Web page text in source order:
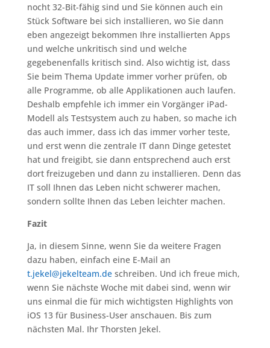
nocht 32-Bit-fähig sind und Sie können auch ein
Stück Software bei sich installieren, wo Sie dann
eben angezeigt bekommen Ihre installierten Apps
und welche unkritisch sind und welche
gegebenenfalls kritisch sind. Also wichtig ist, dass
Sie beim Thema Update immer vorher prüfen, ob
alle Programme, ob alle Applikationen auch laufen.
Deshalb empfehle ich immer ein Vorgänger iPad-
Modell als Testsystem auch zu haben, so mache ich
das auch immer, dass ich das immer vorher teste,
und erst wenn die zentrale IT dann Dinge getestet
hat und freigibt, sie dann entsprechend auch erst
dort freizugeben und dann zu installieren. Denn das
IT soll Ihnen das Leben nicht schwerer machen,
sondern sollte Ihnen das Leben leichter machen.
Fazit
Ja, in diesem Sinne, wenn Sie da weitere Fragen
dazu haben, einfach eine E-Mail an
t.jekel@jekelteam.deschreiben. Und ich freue mich,
wenn Sie nächste Woche mit dabei sind, wenn wir
uns einmal die für mich wichtigsten Highlights von
iOS 13 für Business-User anschauen. Bis zum
nächsten Mal. Ihr Thorsten Jekel.